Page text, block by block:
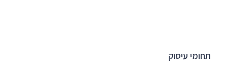
תחומי עיסוק